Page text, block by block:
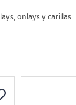
onlays y carillas